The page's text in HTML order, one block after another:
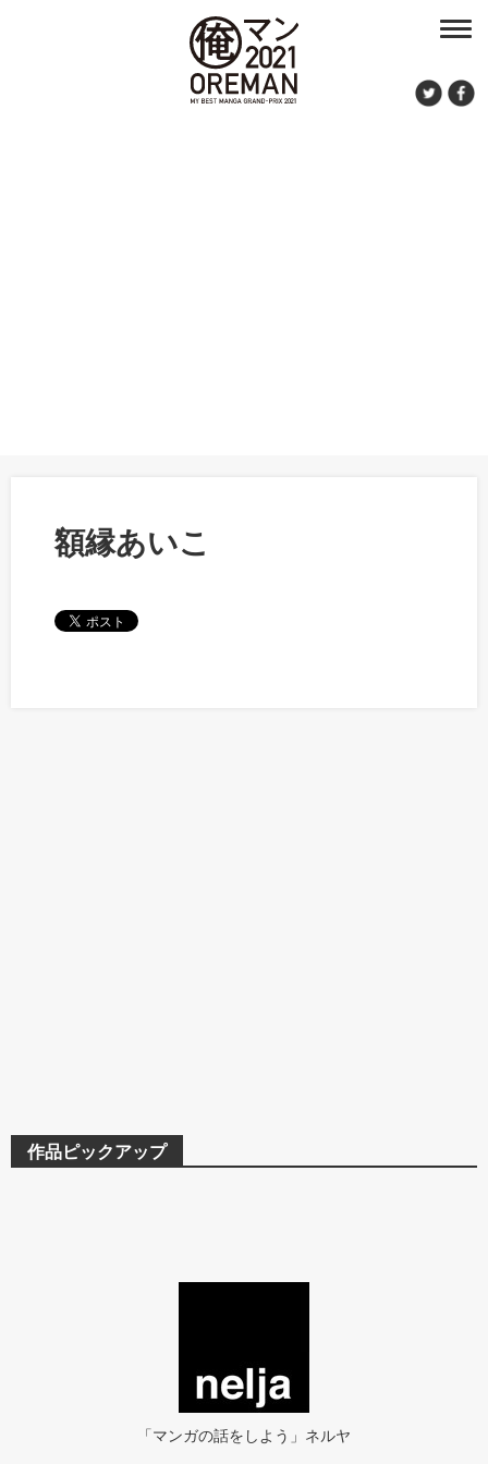
額縁あいこ
作品ピックアップ
「マンガの話をしよう」ネルヤ